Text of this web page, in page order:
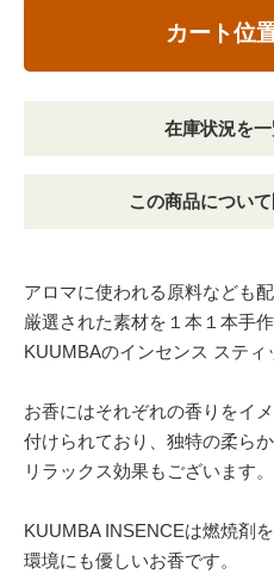
カート位
在庫状況を
この商品につい
アロマに使われる原料なども
厳選された素材を１本１本手
KUUMBAのインセンス スティ
お香にはそれぞれの香りをイ
付けられており、独特の柔ら
リラックス効果もございます。
KUUMBA INSENCEは燃焼剤
環境にも優しいお香です。